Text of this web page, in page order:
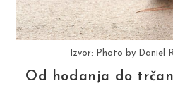
Izvor: Photo by Daniel
Od hodanja do